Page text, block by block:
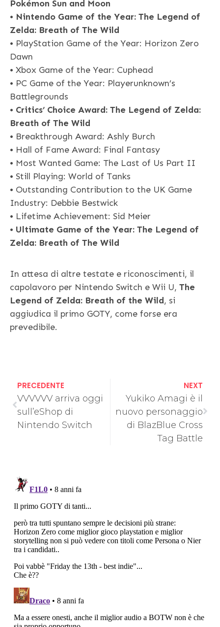
Pokémon Sun and Moon
• Nintendo Game of the Year: The Legend of
Zelda: Breath of The Wild
• PlayStation Game of the Year: Horizon Zero
Dawn
• Xbox Game of the Year: Cuphead
• PC Game of the Year: Playerunknown’s
Battlegrounds
• Critics’ Choice Award: The Legend of Zelda:
Breath of The Wild
• Breakthrough Award: Ashly Burch
• Hall of Fame Award: Final Fantasy
• Most Wanted Game: The Last of Us Part II
• Still Playing: World of Tanks
• Outstanding Contribution to the UK Game
Industry: Debbie Bestwick
• Lifetime Achievement: Sid Meier
• Ultimate Game of the Year: The Legend of
Zelda: Breath of The Wild
In attesa di altre testate e riconoscimenti, il
capolavoro per Nintendo Switch e Wii U, The
Legend of Zelda: Breath of the Wild, si
aggiudica il primo GOTY, come forse era
prevedibile.
PRECEDENTE
VVVVVV arriva oggi
sull’eShop di
Nintendo Switch
NEXT
Yukiko Amagi è il
nuovo personaggio
di BlazBlue Cross
Tag Battle